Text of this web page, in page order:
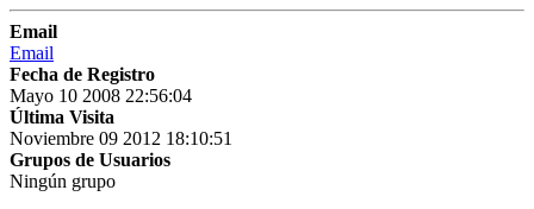
Email
Email
Fecha de Registro
Mayo 10 2008 22:56:04
Última Visita
Noviembre 09 2012 18:10:51
Grupos de Usuarios
Ningún grupo